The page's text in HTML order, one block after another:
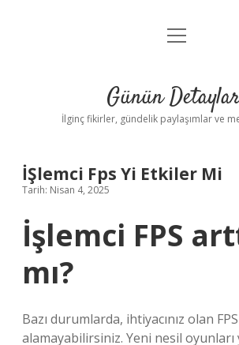
Gizlilik Politikası
Yasal Uyarı
menüyü
Günün
İlginç fikirler, gündelik paylaşımlar ve
İŞlemci Fps Yi Etkiler Mi
Tarih: Nisan 4, 2025
İşlemci FPS
mı?
Bazı durumlarda, ihtiyacınız olan
alamayabilirsiniz. Yeni nesil